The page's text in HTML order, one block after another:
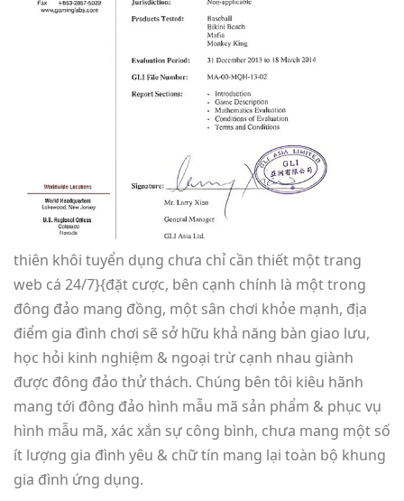
thiên khôi tuyển dụng chưa chỉ cần thiết một trang
web cá 24/7}{đặt cược, bên cạnh chính là một trong
đông đảo mang đồng, một sân chơi khỏe mạnh, địa
điểm gia đình chơi sẽ sở hữu khả năng bàn giao lưu,
học hỏi kinh nghiệm & ngoại trừ cạnh nhau giành
được đông đảo thử thách. Chúng bên tôi kiêu hãnh
mang tới đông đảo hình mẫu mã sản phẩm & phục vụ
hình mẫu mã, xác xắn sự công bình, chưa mang một số
ít lượng gia đình yêu & chữ tín mang lại toàn bộ khung
gia đình ứng dụng.